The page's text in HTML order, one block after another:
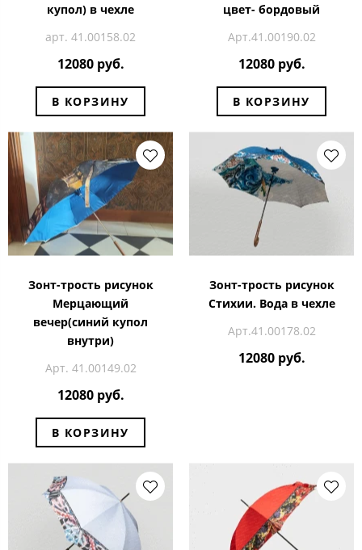
купол) в чехле
арт. 41.00158.02
12080 руб.
В КОРЗИНУ
цвет- бордовый
Арт.41.00190.02
12080 руб.
В КОРЗИНУ
Зонт-трость рисунок
Мерцающий
вечер(синий купол
внутри)
Арт. 41.00149.02
12080 руб.
В КОРЗИНУ
Зонт-трость рисунок
Стихии. Вода в чехле
Арт.41.00178.02
12080 руб.